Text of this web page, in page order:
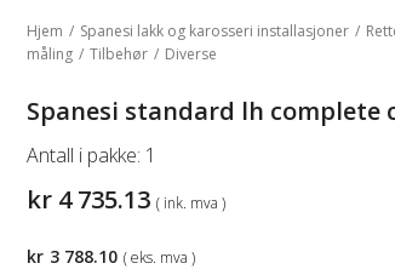
Hjem / Spanesi lakk og karosseri installasjoner /
måling / Tilbehør / Diverse
Spanesi standard lh complete
kr 4 735.13 ( ink. mva )
Antall i pakke: 1
kr 3 788.10 ( eks. mva )